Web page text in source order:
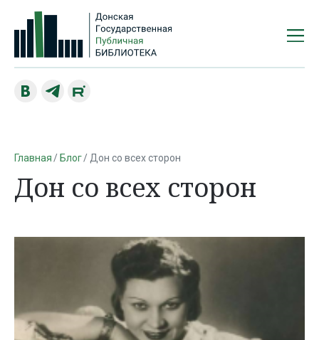
Главная Блог Дон со всех сторон
Дон со всех сторон